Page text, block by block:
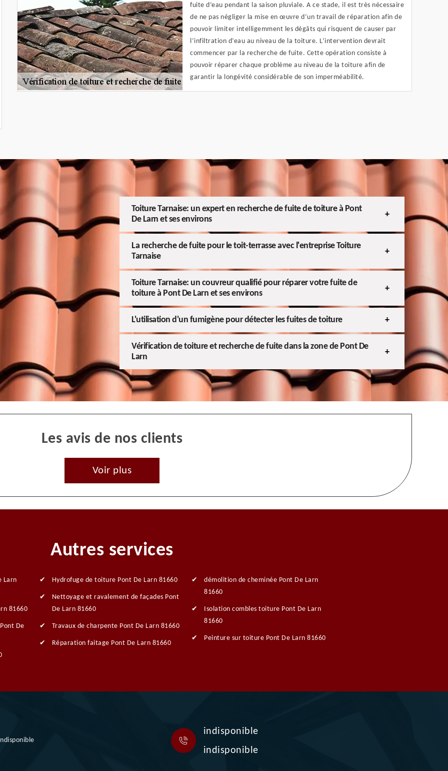
fuite d’eau pendant la saison pluviale. A ce stade, il est très nécessaire
de ne pas négliger la mise en œuvre d’un travail de réparation afin de
pouvoir limiter intelligemment les dégâts qui risquent de causer par
l’infiltration d’eau au niveau de la toiture. L’intervention devrait
commencer par la recherche de fuite. Cette opération consiste à
pouvoir réparer chaque problème au niveau de la toiture afin de
garantir la longévité considérable de son imperméabilité.
Toiture Tarnaise: un expert en recherche de fuite de toiture à Pont
De Larn et ses environs
La recherche de fuite pour le toit-terrasse avec l'entreprise Toiture
Tarnaise
Toiture Tarnaise: un couvreur qualifié pour réparer votre fuite de
toiture à Pont De Larn et ses environs
L'utilisation d'un fumigène pour détecter les fuites de toiture
Vérification de toiture et recherche de fuite dans la zone de Pont De
Larn
Les avis de nos clients
Voir plus
Autres services
Larn
81660
De
Hydrofuge de toiture Pont De Larn 81660
Nettoyage et ravalement de façades Pont
De Larn 81660
Travaux de charpente Pont De Larn 81660
Réparation faitage Pont De Larn 81660
démolition de cheminée Pont De Larn
81660
Isolation combles toiture Pont De Larn
81660
Peinture sur toiture Pont De Larn 81660
indisponible
indisponible